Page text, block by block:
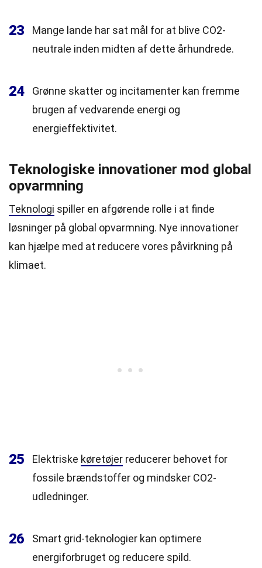
23
Mange lande har sat mål for at blive CO2-
neutrale inden midten af dette århundrede.
24
Grønne skatter og incitamenter kan fremme
brugen af vedvarende energi og
energieffektivitet.
Teknologiske innovationer mod global
opvarmning
Teknologi spiller en afgørende rolle i at finde
løsninger på global opvarmning. Nye innovationer
kan hjælpe med at reducere vores påvirkning på
klimaet.
25 Elektriske køretøjer reducerer behovet for
fossile brændstoffer og mindsker CO2-
udledninger.
26
Smart grid-teknologier kan optimere
energiforbruget og reducere spild.